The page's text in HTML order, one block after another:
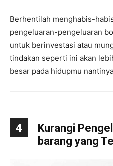
Berhentilah menghabis-
pengeluaran-pengeluaran
untuk berinvestasi atau
tindakan seperti ini akan
besar pada hidupmu
4
Kurangi
barang yang